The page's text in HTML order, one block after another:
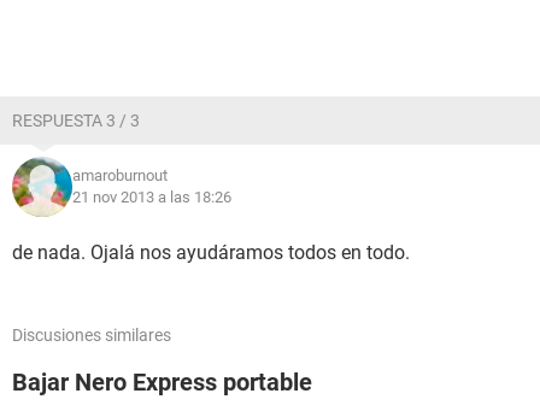
RESPUESTA 3 / 3
amaroburnout
21 nov 2013 a las 18:26
de nada. Ojalá nos ayudáramos todos en todo.
Discusiones similares
Bajar Nero Express portable